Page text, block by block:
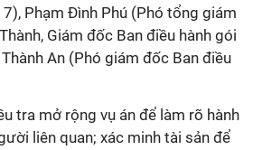
Phạm Đình Phú (Phó tổng giám
Giám đốc Ban điều hành gói
An (Phó giám đốc Ban điều
tra mở rộng vụ án để làm rõ hành
liên quan; xác minh tài sản để